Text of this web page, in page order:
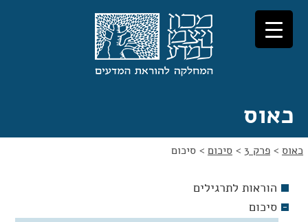
לתוכן
לניווט
כאוס
כאוס > פרק 3 > סיכום > סיכום
הוראות לתרגילים
סיכום